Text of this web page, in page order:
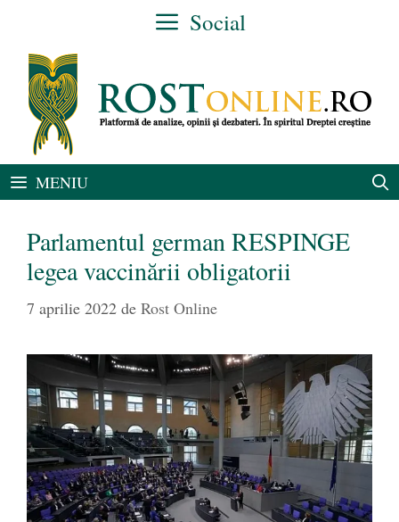
conținut
Social
MENIU
Parlamentul german RESPINGE
legea vaccinării obligatorii
7 aprilie 2022 de Rost Online